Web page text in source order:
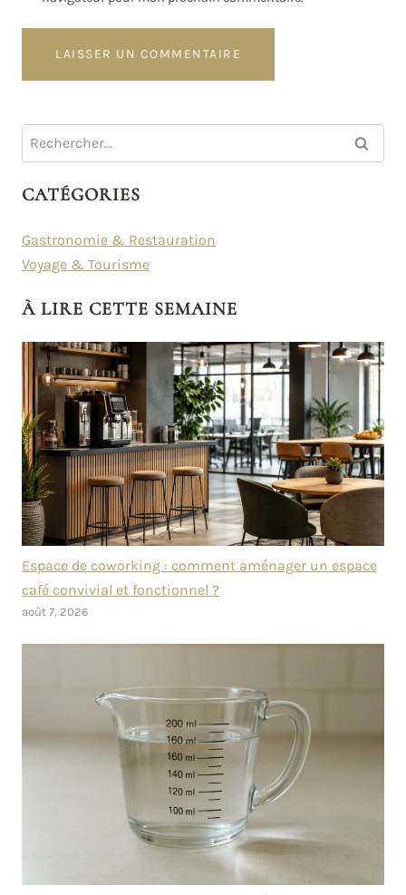
Rechercher :
CATÉGORIES
Gastronomie & Restauration
Voyage & Tourisme
À LIRE CETTE SEMAINE
Espace de coworking : comment aménager un espace
café convivial et fonctionnel ?
août 7, 2026